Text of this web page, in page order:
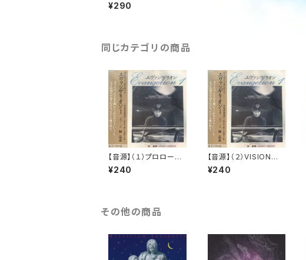
章愛は死よりも強く_エ
¥290
同じカテゴリの商品
【音源】（１）プロローグ_
エヴァンゲリオン 1
¥240
【音源】（２）VISION
１ 牧歌_エヴァンゲリ
オン 1
¥240
その他の商品